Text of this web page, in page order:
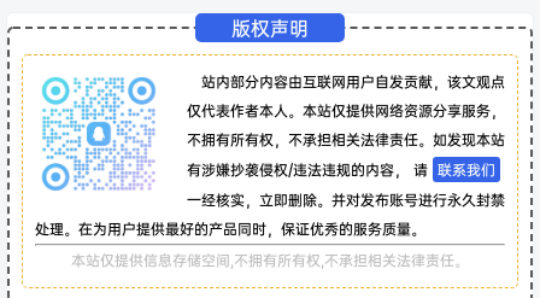
版权声明
站内部分内容由互联网用户自发贡献，该文观点
仅代表作者本人。本站仅提供网络资源分享服务，
不拥有所有权，不承担相关法律责任。如发现本站
有涉嫌抄袭侵权/违法违规的内容， 请 联系我们
一经核实，立即删除。并对发布账号进行永久封禁
处理。在为用户提供最好的产品同时，保证优秀的服务质量。
本站仅提供信息存储空间,不拥有所有权,不承担相关法律责任。